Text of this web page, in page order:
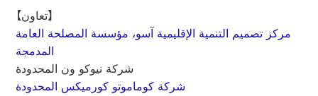
【تعاون】
مركز تصميم التنمية الإقليمية آسو، مؤسسة المصلحة العامة
المدمجة
شركة نيوكو ون المحدودة
شركة كوماموتو كورميكس المحدودة